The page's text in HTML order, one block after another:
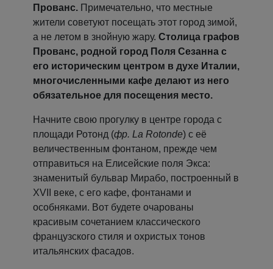
Прованс. Примечательно, что местные
жители советуют посещать этот город зимой,
а не летом в знойную жару. Столица графов
Прованс, родной город Поля Сезанна с
его историческим центром в духе Италии,
многочисленными кафе делают из него
обязательное для посещения место.
Начните свою прогулку в центре города с
площади Ротонд (фр. La Rotonde) с её
величественным фонтаном, прежде чем
отправиться на Елисейские поля Экса:
знаменитый бульвар Мирабо, построенный в
XVII веке, с его кафе, фонтанами и
особняками. Вот будете очарованы
красивым сочетанием классического
французского стиля и охристых тонов
итальянских фасадов.